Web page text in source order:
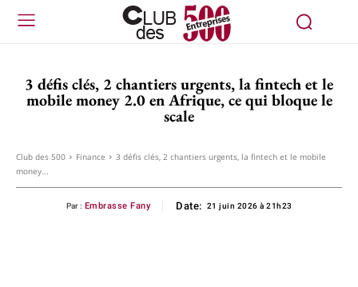
3 défis clés, 2 chantiers urgents, la fintech et le
mobile money 2.0 en Afrique, ce qui bloque le
scale
Club des 500 Finance
3 défis clés, 2 chantiers urgents, la fintech et le mobile
money...
Par : Embrasse Fany Date: 21 juin 2026 à 21h23